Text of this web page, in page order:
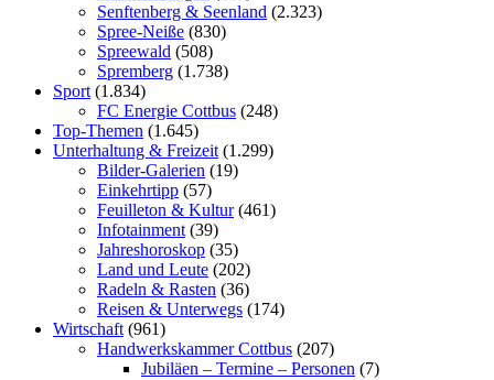
Senftenberg & Seenland (2.323)
Spree-Neiße (830)
Spreewald (508)
Spremberg (1.738)
Sport (1.834)
FC Energie Cottbus (248)
Top-Themen (1.645)
Unterhaltung & Freizeit (1.299)
Bilder-Galerien (19)
Einkehrtipp (57)
Feuilleton & Kultur(461)
Infotainment (39)
Jahreshoroskop (35)
Land und Leute (202)
Radeln & Rasten (36)
Reisen & Unterwegs (174)
Wirtschaft (961)
Handwerkskammer Cottbus (207)
Jubiläen – Termine – Personen (7)